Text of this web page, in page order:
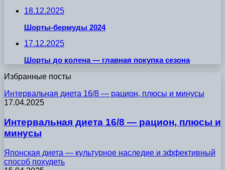
18.12.2025
Шорты-бермуды 2024
17.12.2025
Шорты до колена — главная покупка сезона
Избранные посты
Интервальная диета 16/8 — рацион, плюсы и минусы
17.04.2025
Интервальная диета 16/8 — рацион, плюсы и
минусы
Японская диета — культурное наследие и эффективный
способ похудеть